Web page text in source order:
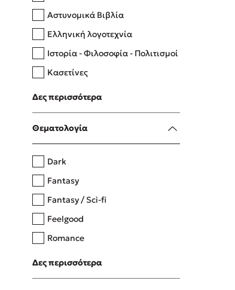
Δανάη Δεληγεώργη
Πάνω, κάτω, μπροστά, πίσω
Η μέθοδος Αφήστε τους
Αστυνομικά Βιβλία
Ελληνική λογοτεχνία
Ιστορία - Φιλοσοφία - Πολιτισμοί
Κασετίνες
Λευκώματα - Έγχρωμοι οδηγοί
Μαγειρική
Δες περισσότερα
Θεματολογία
Dark
Fantasy
Fantasy / Sci-fi
Feelgood
Romance
Upmarket
Young Adult
Δες περισσότερα